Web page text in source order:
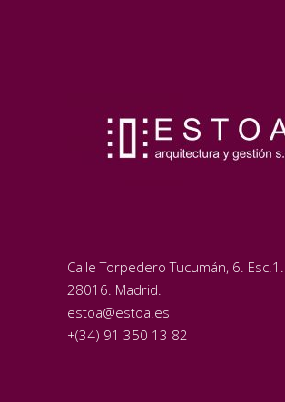
Calle Torpedero Tucumán, 6.
28016. Madrid.
estoa@estoa.es
+(34) 91 350 13 82